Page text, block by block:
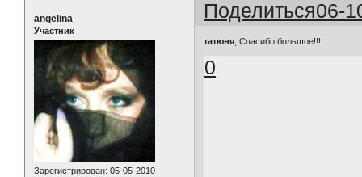
Поделиться06-
angelina
Участник
Зарегистрирован: 05-05-2010
татюня, Спасибо большое!!!
0